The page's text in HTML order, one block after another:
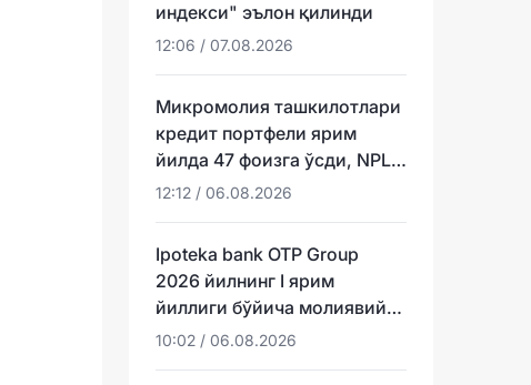
индекси" эълон қилинди
12:06 / 07.08.2026
Микромолия ташкилотлари
кредит портфели ярим
йилда 47 фоизга ўсди, NPL
эса ундан тезроқ
12:12 / 06.08.2026
Ipoteka bank OTP Group
2026 йилнинг I ярим
йиллиги бўйича молиявий
натижаларини эълон қилди
10:02 / 06.08.2026